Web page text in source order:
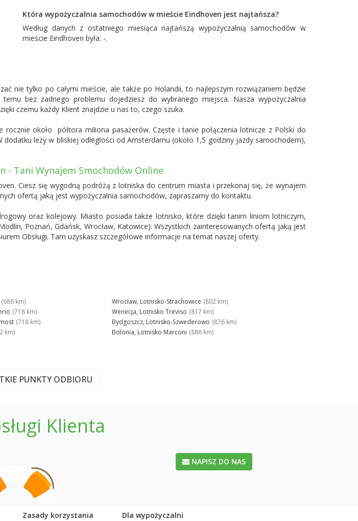
Która wypożyczalnia samochodów w mieście Eindhoven jest najtańsza?
Według danych z ostatniego miesiąca najtańszą wypożyczalnią samochodów w
mieście Eindhoven była: -.
nie tylko po całymi mieście, ale także po Holandii, to najlepszym rozwiązaniem będzie
bez żadnego problemu dojedziesz do wybranego miejsca. Nasza wypożyczalnia
czemu każdy Klient znajdzie u nas to, czego szuka.
około półtora miliona pasażerów. Częste i tanie połączenia lotnicze z Polski do
leży w bliskiej odległości od Amsterdamu (około 1,5 godziny jazdy samochodem),
- Tani Wynajem Smochodów Online
Ciesz się wygodną podróżą z lotniska do centrum miasta i przekonaj się, że wynajem
ofertą jaką jest wypożyczalnia samochodów, zapraszamy do kontaktu.
oraz kolejowy. Miasto posiada także lotnisko, które dzięki tanim liniom lotniczym,
Poznań, Gdańsk, Wrocław, Katowice). Wszystkich zainteresowanych ofertą jaką jest
Obsługi. Tam uzyskasz szczegółowe informacje na temat naszej oferty.
(686 km)
(718 km)
(718 km)
km)
Wrocław, Lotnisko-Strachowice (802 km)
Wenecja, Lotnisko Treviso (817 km)
Bydgoszcz, Lotnisko-Szwederowo (876 km)
Bolonia, Lotnisko Marconi (886 km)
PUNKTY ODBIORU
Klienta
NAPISZ DO NAS
Zasady korzystania
Dla wypożyczalni